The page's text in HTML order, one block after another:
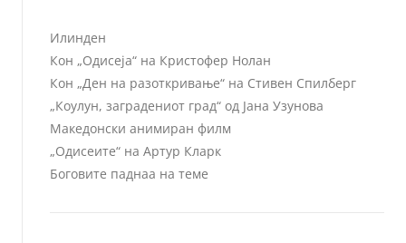
Илинден
Кон „Одисеја“ на Кристофер Нолан
Кон „Ден на разоткривање“ на Стивен Спилберг
„Коулун, заградениот град“ од Јана Узунова
Македонски анимиран филм
„Одисеите“ на Артур Кларк
Боговите паднаа на теме